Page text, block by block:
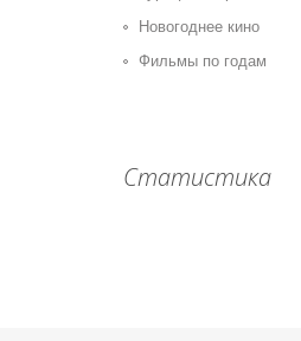
Новогоднее кино
Фильмы по годам
Статистика